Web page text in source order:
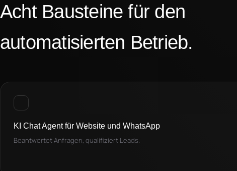
Acht Bausteine für den
automatisierten Betrieb.
KI Chat Agent für Website und WhatsApp
Beantwortet Anfragen, qualifiziert Leads.